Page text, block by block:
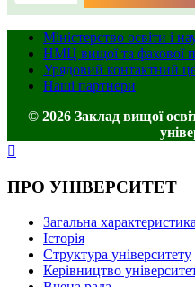
Міністерство освіти і
НМЦ вищої та фахової
Урядовий контактний
Наші партнери
© 2026 Заклад вищої
ПРО УНІВЕРСИТЕТ
Загальна характеристика
Історія
Структура університету
Керівництво